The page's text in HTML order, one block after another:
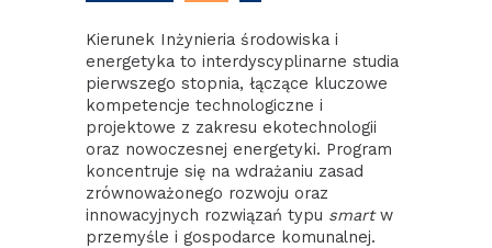
Kierunek Inżynieria środowiska i
energetyka to interdyscyplinarne studia
pierwszego stopnia, łączące kluczowe
kompetencje technologiczne i
projektowe z zakresu ekotechnologii
oraz nowoczesnej energetyki. Program
koncentruje się na wdrażaniu zasad
zrównoważonego rozwoju oraz
innowacyjnych rozwiązań typu smartw
przemyśle i gospodarce komunalnej.